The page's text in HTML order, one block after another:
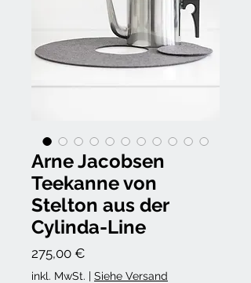
Arne Jacobsen
Teekanne von
Stelton aus der
Cylinda-Line
275,00 €
inkl. MwSt. | Siehe Versand